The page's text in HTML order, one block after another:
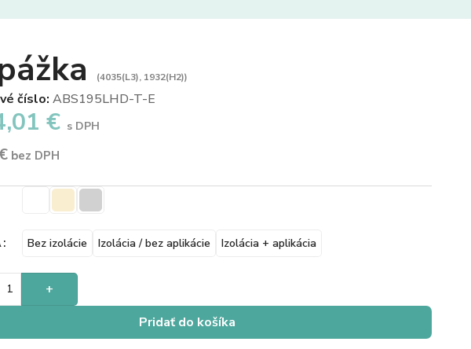
(4035(L3), 1932(H2))
číslo: ABS195LHD-T-E
€ s DPH
bez DPH
Bez izolácie Izolácia / bez aplikácie Izolácia + aplikácia
+
Pridať do košíka